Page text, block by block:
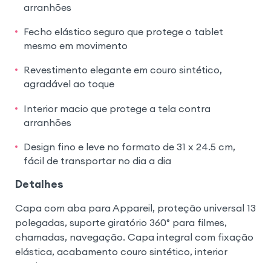
arranhões
Fecho elástico seguro que protege o tablet
mesmo em movimento
Revestimento elegante em couro sintético,
agradável ao toque
Interior macio que protege a tela contra
arranhões
Design fino e leve no formato de 31 x 24.5 cm,
fácil de transportar no dia a dia
Detalhes
Capa com aba para Appareil, proteção universal 13
polegadas, suporte giratório 360° para filmes,
chamadas, navegação. Capa integral com fixação
elástica, acabamento couro sintético, interior